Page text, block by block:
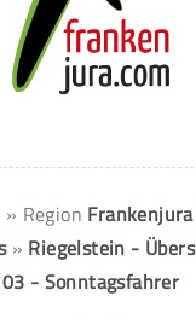
» Region
» Riegelstein -
- Sonntagsfahrer